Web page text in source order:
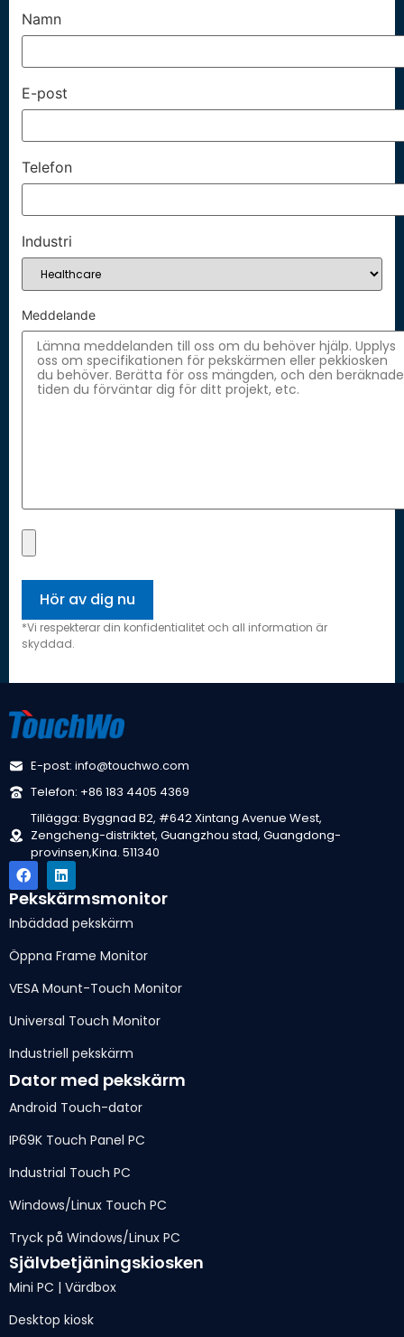
Namn
E-post
Telefon
Industri
Meddelande
*Vi respekterar din konfidentialitet och all information är
skyddad.
E-post: info@touchwo.com
Telefon: +86 183 4405 4369
Tillägga: Byggnad B2, #642 Xintang Avenue West,
Zengcheng-distriktet, Guangzhou stad, Guangdong-
provinsen,Kina. 511340
Pekskärmsmonitor
Inbäddad pekskärm
Öppna Frame Monitor
VESA Mount-Touch Monitor
Universal Touch Monitor
Industriell pekskärm
Dator med pekskärm
Android Touch-dator
IP69K Touch Panel PC
Industrial Touch PC
Windows/Linux Touch PC
Tryck på Windows/Linux PC
Självbetjäningskiosken
Mini PC | Värdbox
Desktop kiosk